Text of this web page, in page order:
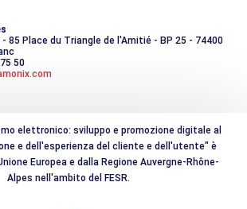
85 Place du Triangle de l'Amitié - BP 25 - 74400
50
elettronico: sviluppo e promozione digitale al
e dell'esperienza del cliente e dell'utente" è
Europea e dalla Regione Auvergne-Rhône-
Alpes nell'ambito del FESR.